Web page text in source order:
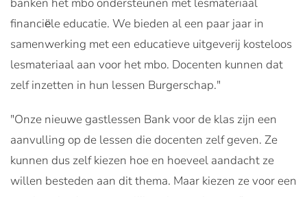
financiёle educatie. We bieden al een paar jaar in
samenwerking met een educatieve uitgeverij kosteloos
lesmateriaal aan voor het mbo. Docenten kunnen dat
zelf inzetten in hun lessen Burgerschap."
"Onze nieuwe gastlessen Bank voor de klas zijn een
aanvulling op de lessen die docenten zelf geven. Ze
kunnen dus zelf kiezen hoe en hoeveel aandacht ze
willen besteden aan dit thema. Maar kiezen ze voor een